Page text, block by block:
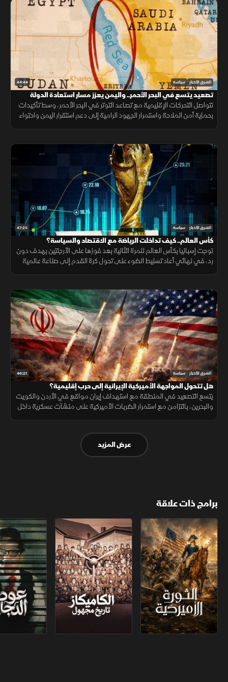
44:44 الشرق للأخبار سياسة
تصعيد يتسع في البحر الأحمر.. واليمن يعزز مسار استعادة الدولة
تتواصل التحركات الإقليمية مع تصاعد التوتر في البحر الأحمر، وسط تأكيدات
بحماية أمن الملاحة واستمرار الجهود الرامية إلى دعم استقرار اليمن واحتواء
47:25 الشرق للأخبار سياسة
كأس العالم.. كيف تداخلت الرياضة مع الاقتصاد والسياسة؟
توجت إسبانيا بكأس العالم للمرة الثانية بعد فوزها على الأرجنتين بهدف دون
رد، في نهائي أعاد تسليط الضوء على تحول كرة القدم إلى صناعة عالمية
46:21 الشرق للأخبار سياسة
هل تتحول المواجهة الأميركية الإيرانية إلى حرب إقليمية؟
يتسع التصعيد في المنطقة مع استهداف إيران مواقع في الأردن والكويت
والبحرين، بالتزامن مع استمرار الضربات الأميركية على منشآت عسكرية داخل
عرض المزيد
برامج ذات علاقة
الثورة الأميركية الكاميكاز.. تاريخ مجهول عودة الدجال